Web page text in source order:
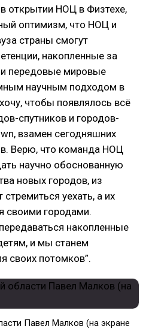
открытии НОЦ в Физтехе,
оптимизм, что НОЦ и
страны смогут
накопленные за
передовые мировые
научным подходом в
чтобы появлялось всё
спутников и городов-
взамен сегодняшних
Верю, что команда НОЦ
научно обоснованную
новых городов, из
уехать, а их
своими городами.
накопленные
и мы станем
своих потомков”.
Павел Малков (на экране